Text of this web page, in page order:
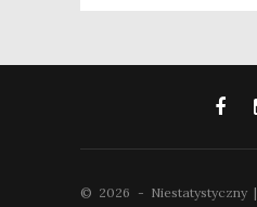
© 2026 - Niestatystyczny |